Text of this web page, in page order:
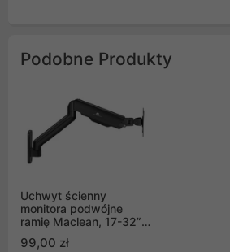
Podobne Produkty
Uchwyt ścienny
monitora podwójne
ramię Maclean, 17-32”,
99,00 zł